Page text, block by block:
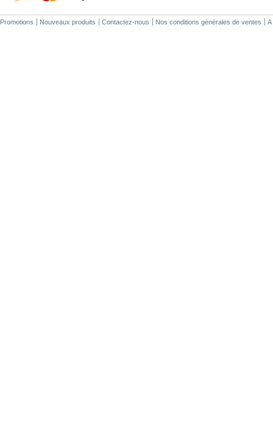
Promotions Nouveaux produits Contactez-nous Nos conditions générales de ventes A